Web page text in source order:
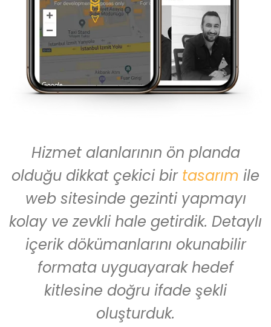
Hizmet alanlarının ön planda
olduğu dikkat çekici bir tasarım ile
web sitesinde gezinti yapmayı
kolay ve zevkli hale getirdik. Detaylı
içerik dökümanlarını okunabilir
formata uyguayarak hedef
kitlesine doğru ifade şekli
oluşturduk.